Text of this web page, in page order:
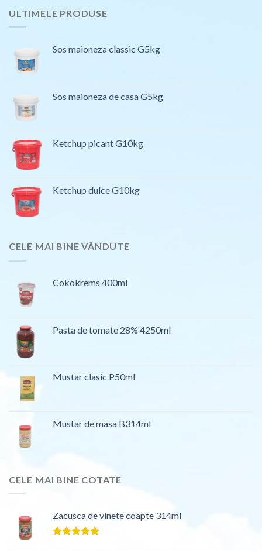
ULTIMELE PRODUSE
Sos maioneza classic G5kg
Sos maioneza de casa G5kg
Ketchup picant G10kg
Ketchup dulce G10kg
CELE MAI BINE VÂNDUTE
Cokokrems 400ml
Pasta de tomate 28% 4250ml
Mustar clasic P50ml
Mustar de masa B314ml
CELE MAI BINE COTATE
Zacusca de vinete coapte 314ml